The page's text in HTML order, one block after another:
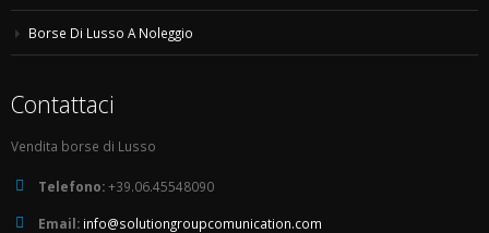
Borse Di Lusso A Noleggio
Contattaci
Vendita borse di Lusso
Telefono:+39.06.45548090
Email: info@solutiongroupcomunication.com